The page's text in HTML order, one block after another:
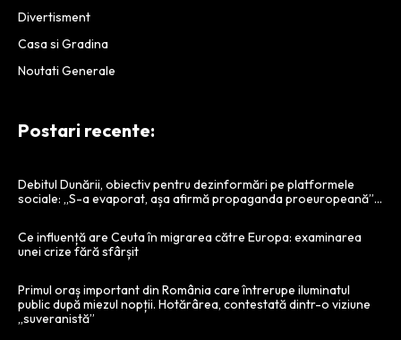
Divertisment
Casa si Gradina
Noutati Generale
Postari recente:
Debitul Dunării, obiectiv pentru dezinformări pe platformele
sociale: „S-a evaporat, așa afirmă propaganda proeuropeană”…
Ce influență are Ceuta în migrarea către Europa: examinarea
unei crize fără sfârșit
Primul oraș important din România care întrerupe iluminatul
public după miezul nopții. Hotărârea, contestată dintr-o viziune
„suveranistă”